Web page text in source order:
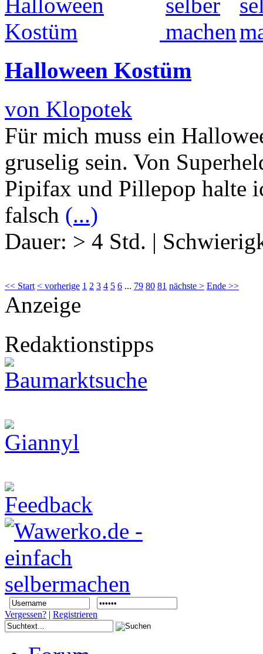
Halloween Kostüm
von Klopotek
Für mich muss ein
gruselig sein. Von
Pipifax und Pillepop halte
falsch (...)
Dauer: > 4 Std. |
<< Start < vorherige 1 2 3 4 5 6 ... 79 80 81 nächste > Ende >>
Anzeige
Redaktionstipps
Vergessen? | Registrieren